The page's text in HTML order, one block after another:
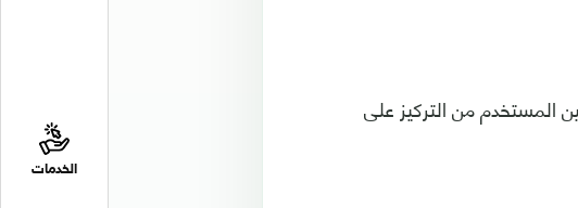
الخدمات
المستخدم من التركيز على